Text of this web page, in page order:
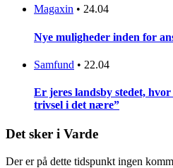
Magaxin • 24.04
Nye muligheder inden for
Samfund • 22.04
Er jeres landsby stedet,
trivsel i det nære”
Det sker i Varde
Der er på dette tidspunkt ingen